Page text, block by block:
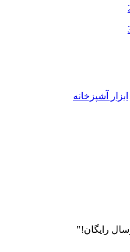
ابزار آشپزخانه
رایگان!"